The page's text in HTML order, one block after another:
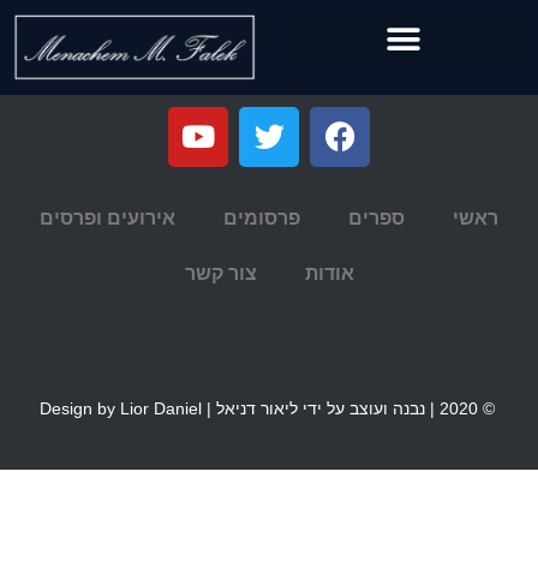
ראשי ספרים פרסומים אירועים ופרסים
אודות צור קשר
© 2020 | נבנה ועוצב על ידי ליאור דניאל | Design by Lior Daniel